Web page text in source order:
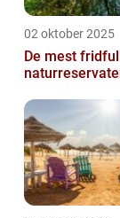
02 oktober 2025
De mest